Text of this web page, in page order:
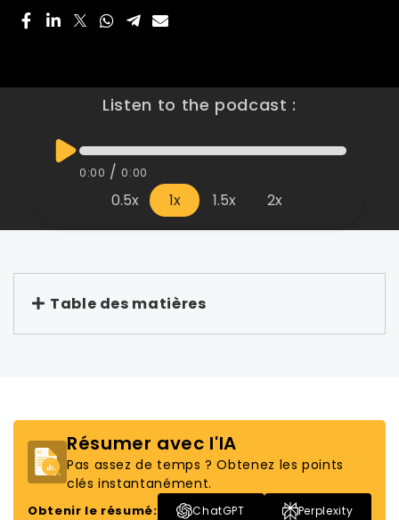
Listen to the podcast :
0:00 / 0:00
0.5x 1x 1.5x 2x
Table des matières
Résumer avec l'IA
Pas assez de temps ? Obtenez les points
clés instantanément.
Obtenir le résumé: ChatGPT Perplexity